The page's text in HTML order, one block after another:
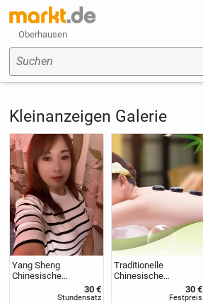
Oberhausen
Suchen
Kleinanzeigen Galerie
Yang Sheng
Chinesische
30 €
Stundensatz
Traditionelle
Chinesische
Massage in Löhne30 €
Festpreis